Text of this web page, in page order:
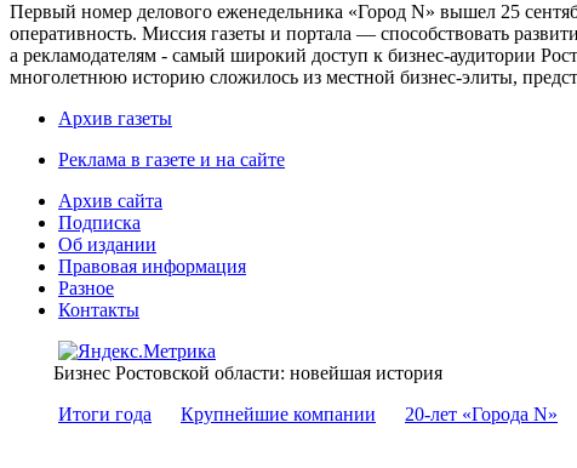
Первый номер делового еженедельника «Город N» вышел 25
оперативность. Миссия газеты и портала — способствовать
а рекламодателям - самый широкий доступ к бизнес-аудитории
многолетнюю историю сложилось из местной бизнес-элиты,
Архив газеты
Реклама в газете и на сайте
Архив сайта
Подписка
Об издании
Правовая информация
Разное
Контакты
Бизнес Ростовской области: новейшая история
Итоги года
Крупнейшие компании 20-лет «Города N»